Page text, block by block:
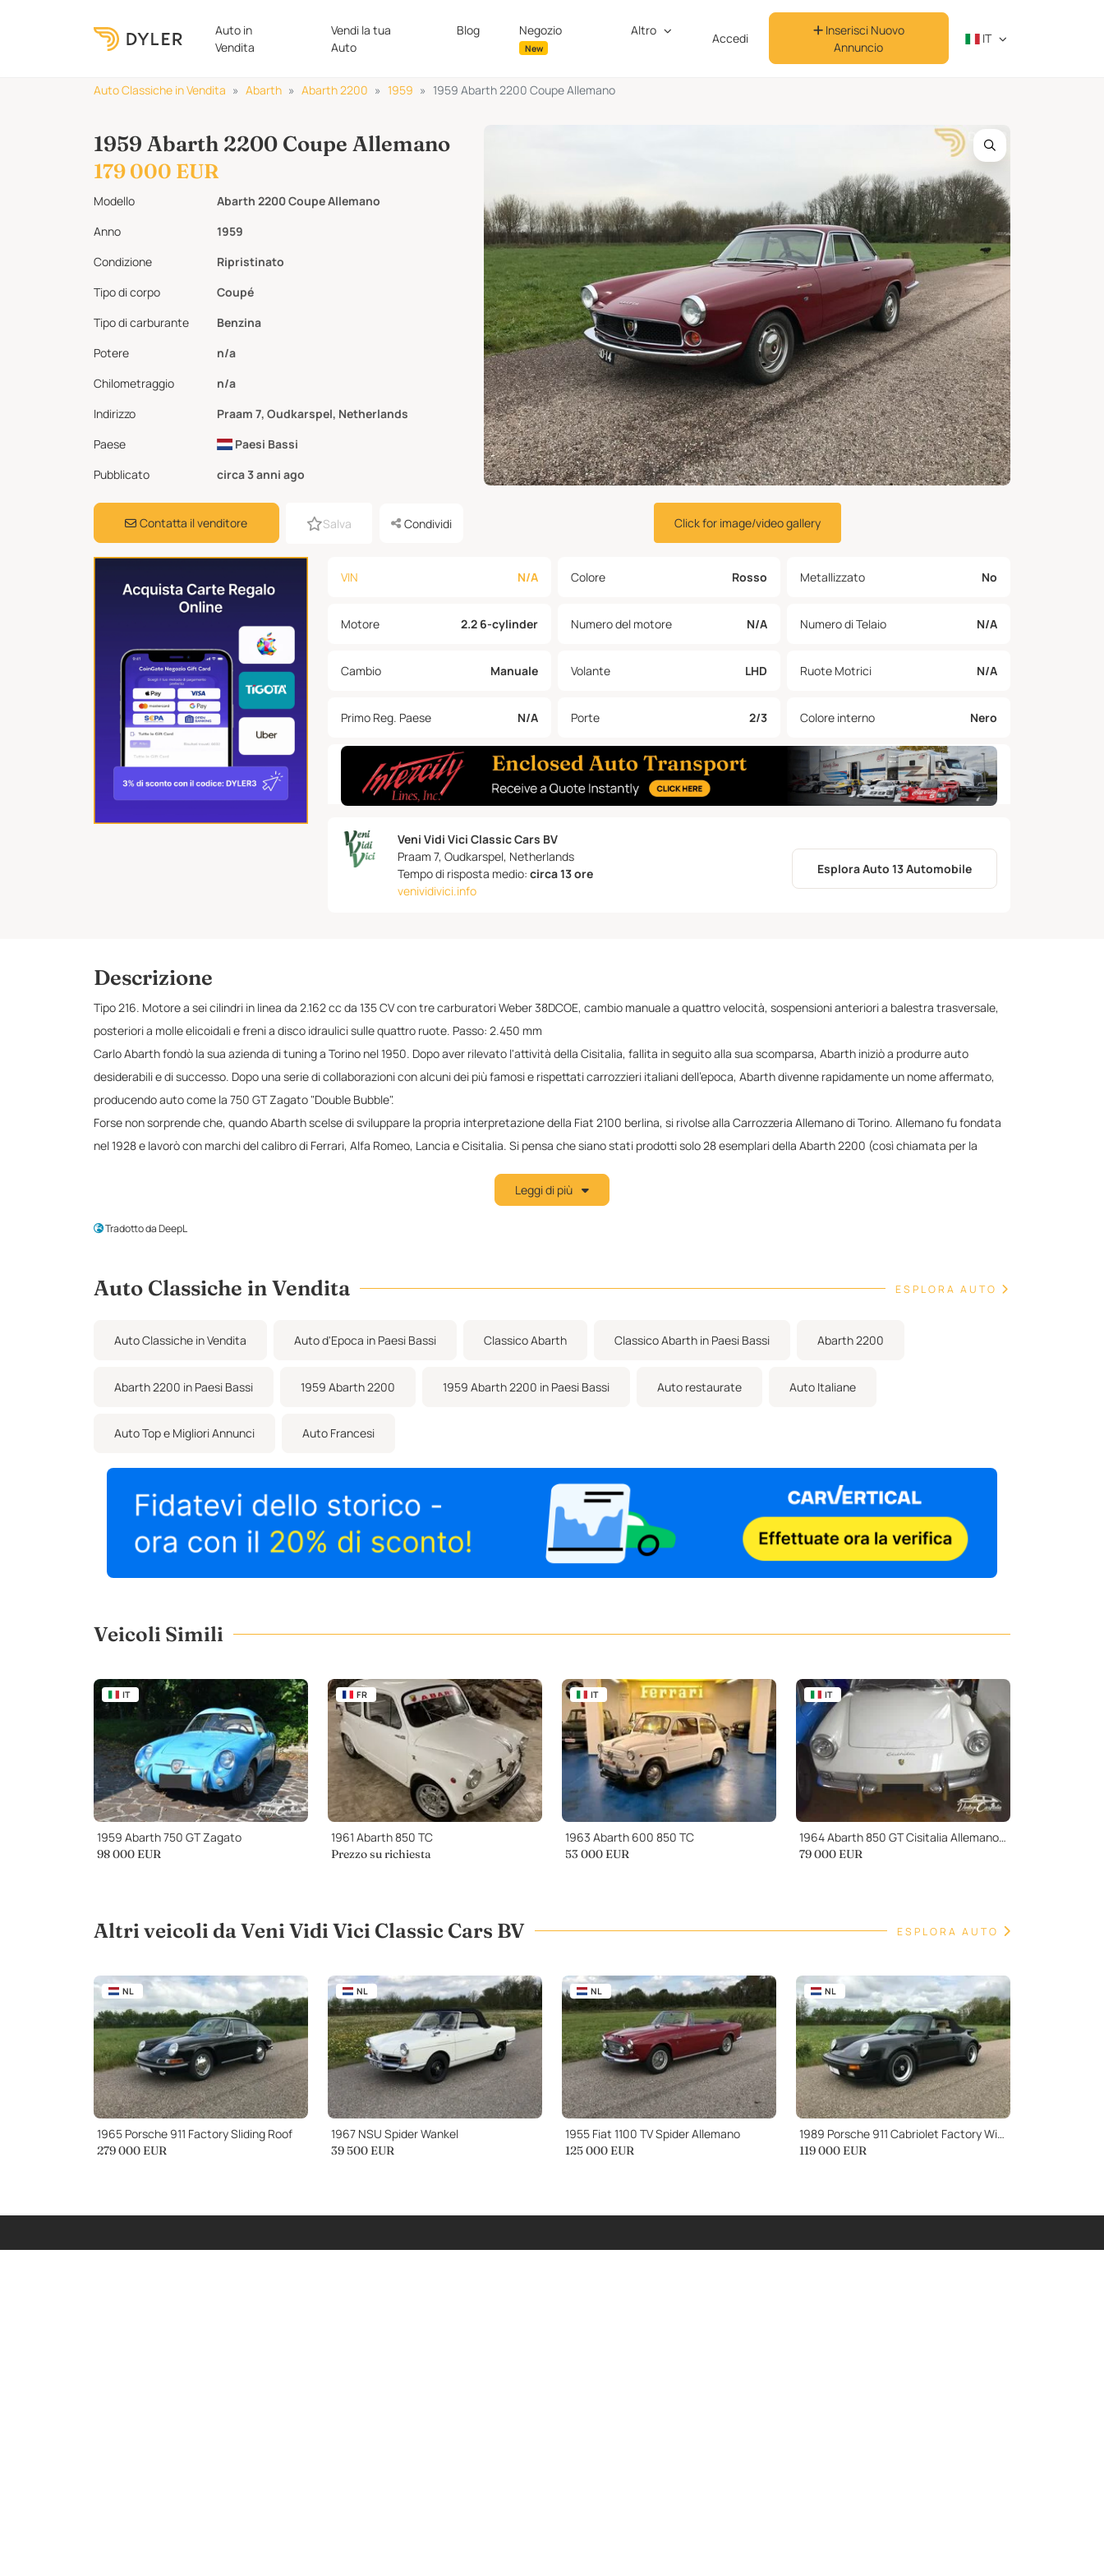
Auto in
Vendita
Vendi la tua
Auto
Blog Negozio
New
Altro
Accedi
Inserisci Nuovo
Annuncio
IT
Auto Classiche in Vendita Abarth Abarth 2200 1959 1959 Abarth 2200 Coupe Allemano
1959 Abarth 2200 Coupe Allemano
179 000 EUR
Modello
Abarth 2200 Coupe Allemano
Anno
1959
Condizione
Ripristinato
Tipo di corpo
Coupé
Tipo di carburante
Benzina
Potere
n/a
Chilometraggio
n/a
Indirizzo
Praam 7, Oudkarspel, Netherlands
Paese
Paesi Bassi
Pubblicato
circa 3 anni ago
Contatta il venditore Salva Condividi Click for image/video gallery
VIN N/A Colore Rosso Metallizzato No
Motore 2.2 6-cylinder Numero del motore N/A Numero di Telaio N/A
Cambio Manuale Volante LHD Ruote Motrici N/A
Primo Reg. Paese N/A Porte 2/3 Colore interno Nero
Veni Vidi Vici Classic Cars BV
Praam 7, Oudkarspel, Netherlands
Tempo di risposta medio: circa 13 ore
venividivici.info
Esplora Auto 13 Automobile
Descrizione
Tipo 216. Motore a sei cilindri in linea da 2.162 cc da 135 CV con tre carburatori Weber 38DCOE, cambio manuale a quattro velocità, sospensioni anteriori a balestra trasversale,
posteriori a molle elicoidali e freni a disco idraulici sulle quattro ruote. Passo: 2.450 mm
Carlo Abarth fondò la sua azienda di tuning a Torino nel 1950. Dopo aver rilevato l'attività della Cisitalia, fallita in seguito alla sua scomparsa, Abarth iniziò a produrre auto
desiderabili e di successo. Dopo una serie di collaborazioni con alcuni dei più famosi e rispettati carrozzieri italiani dell'epoca, Abarth divenne rapidamente un nome affermato,
producendo auto come la 750 GT Zagato "Double Bubble".
Forse non sorprende che, quando Abarth scelse di sviluppare la propria interpretazione della Fiat 2100 berlina, si rivolse alla Carrozzeria Allemano di Torino. Allemano fu fondata
nel 1928 e lavorò con marchi del calibro di Ferrari, Alfa Romeo, Lancia e Cisitalia. Si pensa che siano stati prodotti solo 28 esemplari della Abarth 2200 (così chiamata per la
Questa Abarth 2200 Allemano Coupé è stata consegnata nel 1959 in rosso mica con interni in pelle nera, lo stesso abbinamento in cui si presenta oggi in ottime condizioni.
È presente un enorme archivio contenente la storia dell'auto, le fatture del restauro completo e molte, molte foto.
Non capita spesso che si rendano disponibili esempi così rari di auto carrozzate italiane e questa Abarth rappresenta una fantastica opportunità per il suo nuovo proprietario di
Leggi di più
Tradotto da DeepL
Auto Classiche in Vendita ESPLORA AUTO
Auto Classiche in Vendita Auto d'Epoca in Paesi Bassi Classico Abarth Classico Abarth in Paesi Bassi Abarth 2200
Abarth 2200 in Paesi Bassi 1959 Abarth 2200 1959 Abarth 2200 in Paesi Bassi Auto restaurate Auto Italiane
Auto Top e Migliori Annunci Auto Francesi
Veicoli Simili
IT
1959 Abarth 750 GT Zagato
98 000 EUR
FR
1961 Abarth 850 TC
Prezzo su richiesta
IT
1963 Abarth 600 850 TC
53 000 EUR
IT
1964 Abarth 850 GT Cisitalia Allemano Spider
79 000 EUR
Altri veicoli da Veni Vidi Vici Classic Cars BV ESPLORA AUTO
NL
1965 Porsche 911 Factory Sliding Roof
279 000 EUR
NL
1967 NSU Spider Wankel
39 500 EUR
NL
1955 Fiat 1100 TV Spider Allemano
125 000 EUR
NL
1989 Porsche 911 Cabriolet Factory Wide Body M491
119 000 EUR